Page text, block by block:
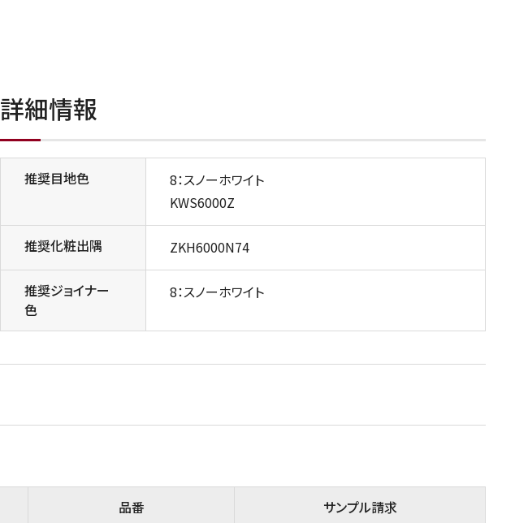
詳細情報
推奨目地色
8：スノーホワイト
KWS6000Z
推奨化粧出隅 ZKH6000N74
推奨ジョイナー
色
8：スノーホワイト
品番 サンプル請求